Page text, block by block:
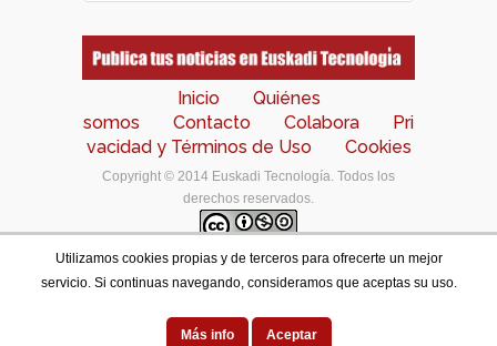
Inicio
Quiénes
somos
Contacto Colabora
Pri
vacidad y Términos de Uso
Cookies
Copyright © 2014 Euskadi Tecnología. Todos los
derechos reservados.
Los contenidos de este portal están bajo unalicencia
de Creative Commons Reconocimiento-NoComercial-
Designed by
Utilizamos cookies propias y de terceros para ofrecerte un mejor
servicio. Si continuas navegando, consideramos que aceptas su uso.
Más info Aceptar